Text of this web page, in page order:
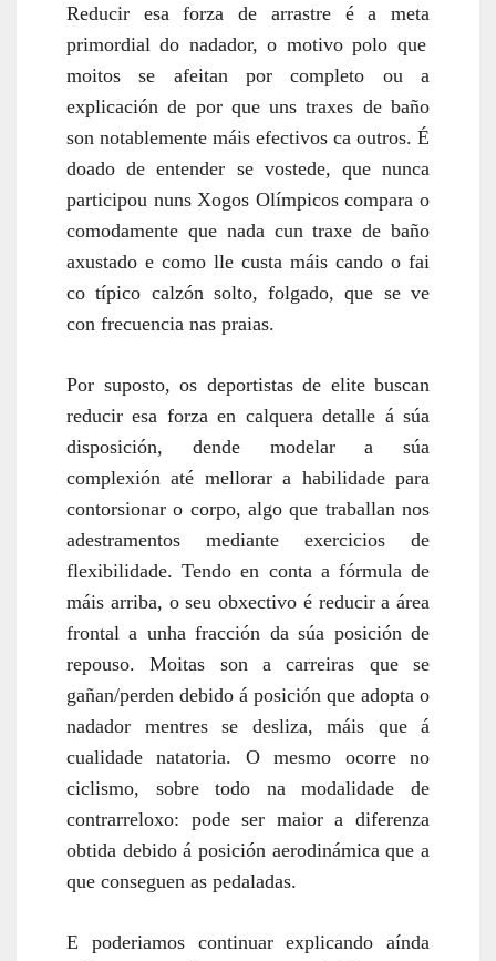
Reducir esa forza de arrastre éa meta
primordial do nadador, o motivo polo que
moitos se afeitan por completo ou a
explicación de por que uns traxes de baño
son notablemente máis efectivos ca outros. É
doado de entender se vostede, que nunca
participou nuns Xogos Olímpicos compara o
comodamente que nada cun traxe de baño
axustado e como lle custa máis cando o fai
co típico calzón solto, folgado, que se ve
con frecuencia nas praias.
Por suposto, os deportistas de elite buscan
reducir esa forza en calquera detalle á súa
disposición, dende modelar a súa
complexión até mellorar a habilidade para
contorsionar o corpo, algo que traballan nos
adestramentos mediante exercicios de
flexibilidade. Tendo en conta a fórmula de
máis arriba, o seu obxectivo é reducir a área
frontal a unha fracción da súa posición de
repouso. Moitas son a carreiras que se
gañan/perden debido á posición que adopta o
nadador mentres se desliza, máis que á
cualidade natatoria. O mesmo ocorre no
ciclismo, sobre todo na modalidade de
contrarreloxo: pode ser maior a diferenza
obtida debido á posición aerodinámica que a
que conseguen as pedaladas.
E poderiamos continuar explicando aínda